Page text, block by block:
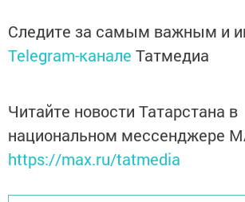
Следите за самым важным и
Telegram-канале Татмедиа
Читайте новости Татарстана в
национальном мессенджере
https://max.ru/tatmedia